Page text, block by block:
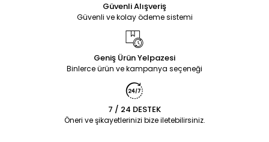
Güvenli Alışveriş
Güvenli ve kolay ödeme sistemi
Geniş Ürün Yelpazesi
Binlerce ürün ve kampanya seçeneği
7 / 24 DESTEK
Öneri ve şikayetlerinizi bize iletebilirsiniz.